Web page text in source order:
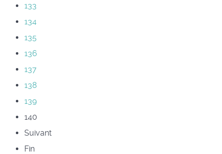
133
134
135
136
137
138
139
140
Suivant
Fin